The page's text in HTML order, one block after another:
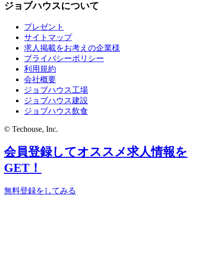
ジョブハウスについて
プレゼント
サイトマップ
求人掲載をお考えの企業様
プライバシーポリシー
利用規約
会社概要
ジョブハウス工場
ジョブハウス建設
ジョブハウス飲食
© Techouse, Inc.
会員登録してオススメ求人情報を
GET！
無料登録をしてみる